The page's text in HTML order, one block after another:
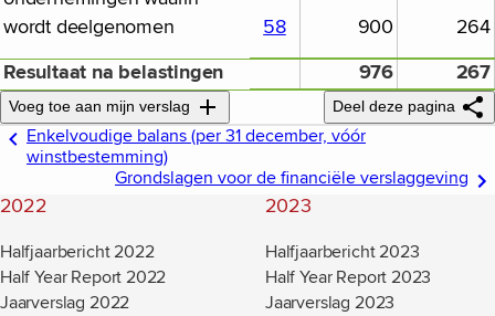
wordt deelgenomen
58 900 264
Resultaat na belastingen 976 267
Voeg toe aan mijn verslag Deel deze pagina
Enkelvoudige balans (per 31 december, vóór
winstbestemming)
Grondslagen voor de financiële verslaggeving
2022
Halfjaarbericht 2022
Half Year Report 2022
Jaarverslag 2022
2023
Halfjaarbericht 2023
Half Year Report 2023
Jaarverslag 2023